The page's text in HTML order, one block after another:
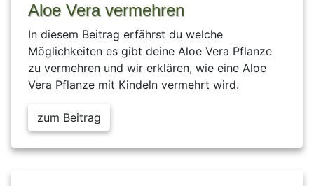
Aloe Vera vermehren
In diesem Beitrag erfährst du welche
Möglichkeiten es gibt deine Aloe Vera Pflanze
zu vermehren und wir erklären, wie eine Aloe
Vera Pflanze mit Kindeln vermehrt wird.
zum Beitrag